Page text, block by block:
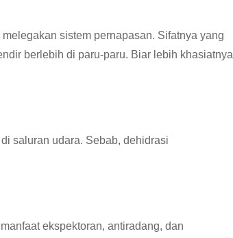
sistem pernapasan. Sifatnya yang
berlebih di paru-paru. Biar lebih khasiatnya
saluran udara. Sebab, dehidrasi
ekspektoran, antiradang, dan